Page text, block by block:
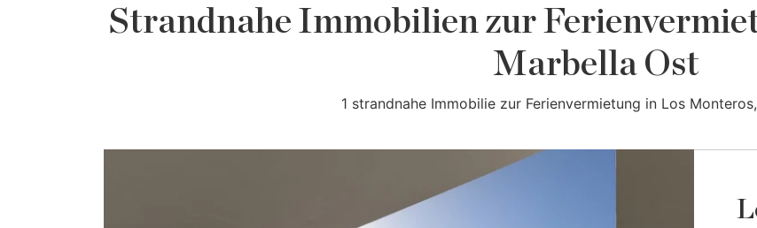
Strandnahe Immobilien zur
Marbella Ost
1 strandnahe Immobilie zur Ferienvermietung in Los